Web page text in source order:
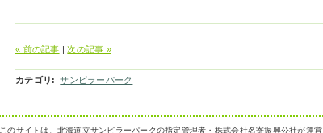
« 前の記事 |次の記事 »
カテゴリ : サンピラーパーク
このサイトは、北海道立サンピラーパークの指定管理者・株式会社名寄振興公社が運営